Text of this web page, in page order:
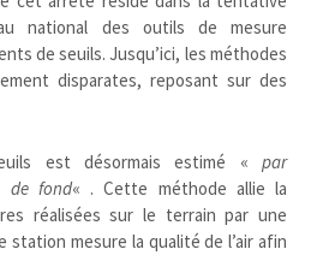
national des outils de mesure
de seuils. Jusqu’ici, les méthodes
disparates, reposant sur des
est désormais estimé « par
de fond« . Cette méthode allie la
réalisées sur le terrain par une
mesure la qualité de l’air afin